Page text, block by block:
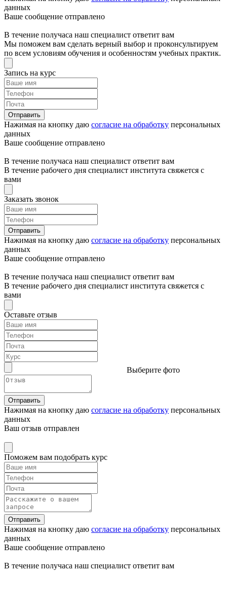
данных
Ваше сообщение отправлено
В течение получаса наш специалист ответит вам
Мы поможем вам сделать верный выбор и проконсультируем
по всем условиям обучения и особенностям учебных практик.
Запись на курс
Отправить
Нажимая на кнопку даю согласие на обработку персональных
данных
Ваше сообщение отправлено
В течение получаса наш специалист ответит вам
В течение рабочего дня специалист института свяжется с
вами
Заказать звонок
Отправить
Нажимая на кнопку даю согласие на обработку персональных
данных
Ваше сообщение отправлено
В течение получаса наш специалист ответит вам
В течение рабочего дня специалист института свяжется с
вами
Оставьте отзыв
Выберите фото
Отправить
Нажимая на кнопку даю согласие на обработку персональных
данных
Ваш отзыв отправлен
Поможем вам подобрать курс
Отправить
Нажимая на кнопку даю согласие на обработку персональных
данных
Ваше сообщение отправлено
В течение получаса наш специалист ответит вам